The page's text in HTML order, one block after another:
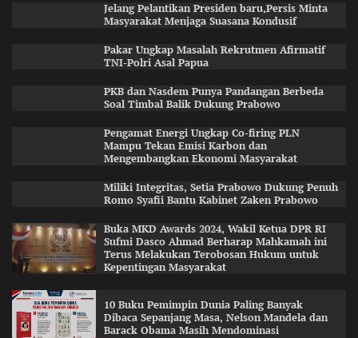
Jelang Pelantikan Presiden baru,Persis Minta
Masyarakat Menjaga Suasana Kondusif
Pakar Ungkap Masalah Rekrutmen Afirmatif
TNI-Polri Asal Papua
PKB dan Nasdem Punya Pandangan Berbeda
Soal Timbal Balik Dukung Prabowo
Pengamat Energi Ungkap Co-firing PLN
Mampu Tekan Emisi Karbon dan
Mengembangkan Ekonomi Masyarakat
Miliki Integritas, Setia Prabowo Dukung Penuh
Romo Syafii Bantu Kabinet Zaken Prabowo
Buka MKD Awards 2024, Wakil Ketua DPR RI
Sufmi Dasco Ahmad Berharap Mahkamah ini
Terus Melakukan Terobosan Hukum untuk
Kepentingan Masyarakat
10 Buku Pemimpin Dunia Paling Banyak
Dibaca Sepanjang Masa, Nelson Mandela dan
Barack Obama Masih Mendominasi